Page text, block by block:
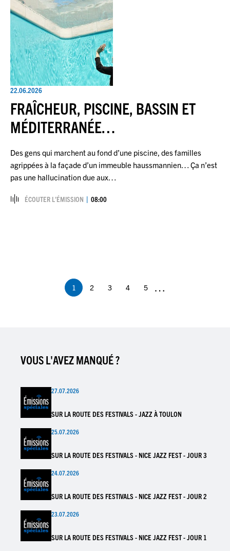
22.06.2026
FRAÎCHEUR, PISCINE, BASSIN ET
MÉDITERRANÉE…
Des gens qui marchent au fond d’une piscine, des familles
agrippées à la façade d’un immeuble haussmannien… Ça n’est
pas une hallucination due aux…
ÉCOUTER L’ÉMISSION 08:00
Page
courante
1 Page
2 Page
3 Page
4 Page
5 …
VOUS L'AVEZ MANQUÉ ?
27.07.2026
SUR LA ROUTE DES FESTIVALS - JAZZ À TOULON
25.07.2026
SUR LA ROUTE DES FESTIVALS - NICE JAZZ FEST - JOUR 3
24.07.2026
SUR LA ROUTE DES FESTIVALS - NICE JAZZ FEST - JOUR 2
23.07.2026
SUR LA ROUTE DES FESTIVALS - NICE JAZZ FEST - JOUR 1